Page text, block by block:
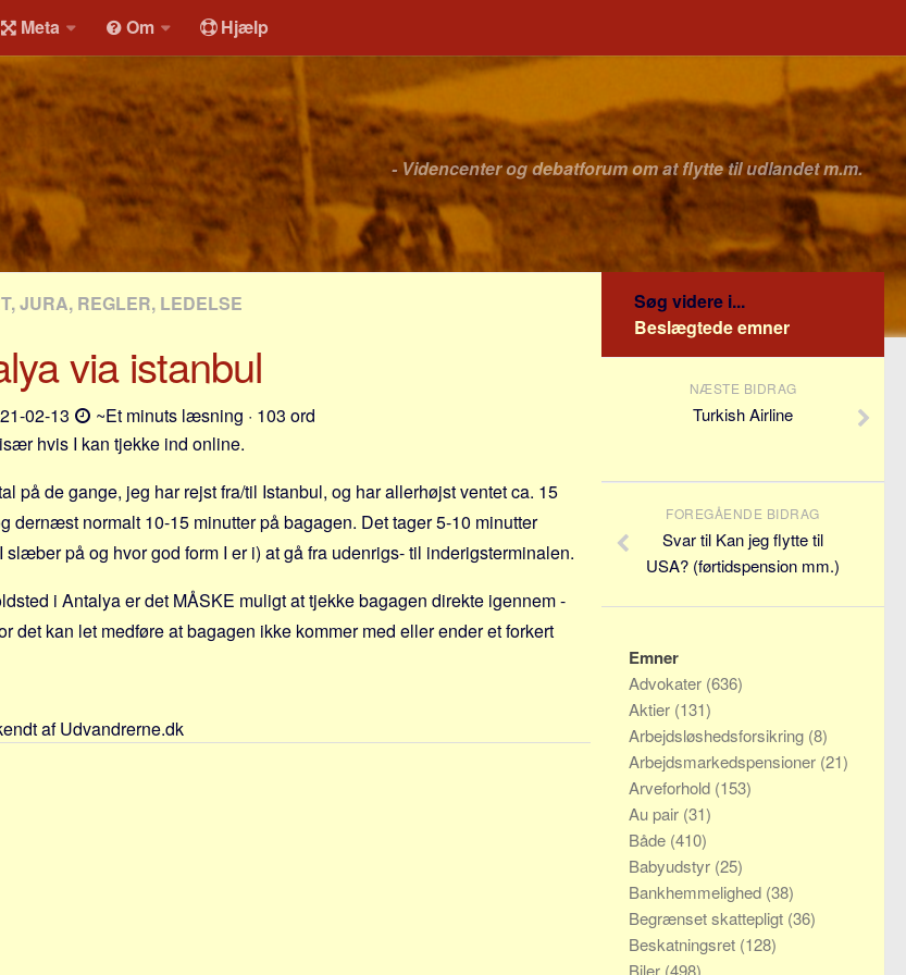
Meta Om Hjælp
- Videncenter og debatforum om at flytte til udlandet m.m.
JURA, REGLER, LEDELSE
via istanbul
21-02-13
~Et minuts læsning · 103 ord
hvis I kan tjekke ind online.
på de gange, jeg har rejst fra/til Istanbul, og har allerhøjst ventet ca. 15
dernæst normalt 10-15 minutter på bagagen. Det tager 5-10 minutter
på og hvor god form I er i) at gå fra udenrigs- til inderigsterminalen.
i Antalya er det MÅSKE muligt at tjekke bagagen direkte igennem -
det kan let medføre at bagagen ikke kommer med eller ender et forkert
af Udvandrerne.dk
Søg videre i...
Beslægtede emner
NÆSTE BIDRAG
Turkish Airline
FOREGÅENDE BIDRAG
Svar til Kan jeg flytte til
USA? (førtidspension mm.)
Emner
Advokater (636)
Aktier (131)
Arbejdsløshedsforsikring (8)
Arbejdsmarkedspensioner (21)
Arveforhold (153)
Au pair (31)
Både (410)
Babyudstyr (25)
Bankhemmelighed (38)
Begrænset skattepligt (36)
Beskatningsret (128)
Biler (498)